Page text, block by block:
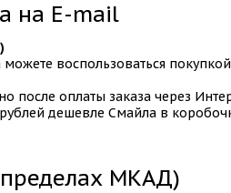
на E-mail
воспользоваться
после оплаты заказа через
дешевле Смайла в
МКАД)